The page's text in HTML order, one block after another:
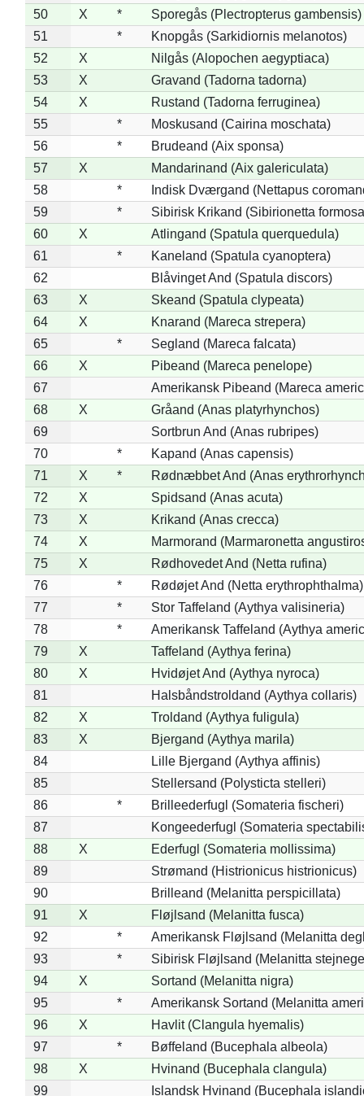
50
X *
Sporegås (Plectropterus gambensis)
51
*
Knopgås (Sarkidiornis melanotos)
52
X
Nilgås (Alopochen aegyptiaca)
53
X
Gravand (Tadorna tadorna)
54
X
Rustand (Tadorna ferruginea)
55
*
Moskusand (Cairina moschata)
56
*
Brudeand (Aix sponsa)
57
X
Mandarinand (Aix galericulata)
58
*
Indisk Dværgand (Nettapus
59
*
Sibirisk Krikand (Sibirionetta
60
X
Atlingand (Spatula querquedula)
61
*
Kaneland (Spatula cyanoptera)
62
Blåvinget And (Spatula discors)
63
X
Skeand (Spatula clypeata)
64
X
Knarand (Mareca strepera)
65
*
Segland (Mareca falcata)
66
X
Pibeand (Mareca penelope)
67
Amerikansk Pibeand (Mareca
68
X
Gråand (Anas platyrhynchos)
69
Sortbrun And (Anas rubripes)
70
*
Kapand (Anas capensis)
71
X *
Rødnæbbet And (Anas
72
X
Spidsand (Anas acuta)
73
X
Krikand (Anas crecca)
74
X
Marmorand (Marmaronetta
75
X
Rødhovedet And (Netta rufina)
76
*
Rødøjet And (Netta erythrophthalma)
77
*
Stor Taffeland (Aythya valisineria)
78
*
Amerikansk Taffeland (Aythya
79
X
Taffeland (Aythya ferina)
80
X
Hvidøjet And (Aythya nyroca)
81
Halsbåndstroldand (Aythya collaris)
82
X
Troldand (Aythya fuligula)
83
X
Bjergand (Aythya marila)
84
Lille Bjergand (Aythya affinis)
85
Stellersand (Polysticta stelleri)
86
*
Brilleederfugl (Somateria fischeri)
87
Kongeederfugl (Somateria
88
X
Ederfugl (Somateria mollissima)
89
Strømand (Histrionicus histrionicus)
90
Brilleand (Melanitta perspicillata)
91
X
Fløjlsand (Melanitta fusca)
92
*
Amerikansk Fløjlsand (Melanitta
93
*
Sibirisk Fløjlsand (Melanitta
94
X
Sortand (Melanitta nigra)
95
*
Amerikansk Sortand (Melanitta
96
X
Havlit (Clangula hyemalis)
97
*
Bøffeland (Bucephala albeola)
98
X
Hvinand (Bucephala clangula)
99
Islandsk Hvinand (Bucephala